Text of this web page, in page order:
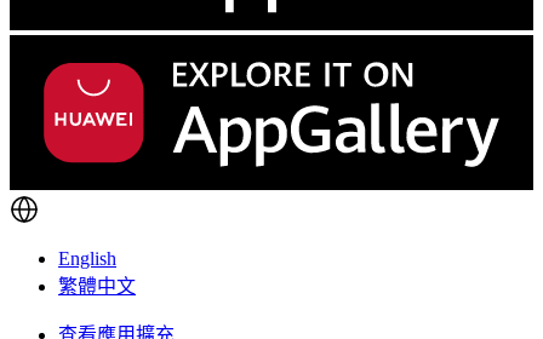
English
繁體中文
查看應用擴充